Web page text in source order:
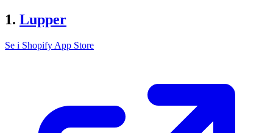
1. Lupper
Se i Shopify App Store